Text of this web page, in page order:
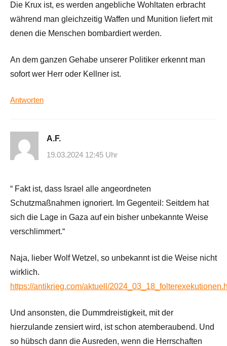
Die Krux ist, es werden angebliche Wohltaten erbracht
während man gleichzeitig Waffen und Munition liefert mit
denen die Menschen bombardiert werden.
An dem ganzen Gehabe unserer Politiker erkennt man
sofort wer Herr oder Kellner ist.
Antworten
A.F.
19.03.2024 12:45 Uhr
“ Fakt ist, dass Israel alle angeordneten
Schutzmaßnahmen ignoriert. Im Gegenteil: Seitdem hat
sich die Lage in Gaza auf ein bisher unbekannte Weise
verschlimmert.“
Naja, lieber Wolf Wetzel, so unbekannt ist die Weise nicht
wirklich.
https://antikrieg.com/aktuell/
Und ansonsten, die Dummdreistigkeit, mit der
hierzulande zensiert wird, ist schon atemberaubend. Und
so hübsch dann die Ausreden, wenn die Herrschaften